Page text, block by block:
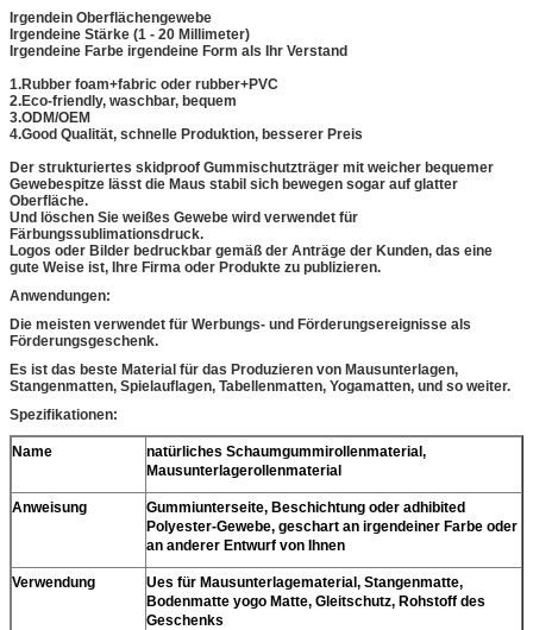
Irgendein Oberflächengewebe
Irgendeine Stärke (1 - 20 Millimeter)
Irgendeine Farbe irgendeine Form als Ihr Verstand
1.Rubber foam+fabric oder rubber+PVC
2.Eco-friendly, waschbar, bequem
3.ODM/OEM
4.Good Qualität, schnelle Produktion, besserer Preis
Der strukturiertes skidproof Gummischutzträger mit weicher bequemer
Gewebespitze lässt die Maus stabil sich bewegen sogar auf glatter
Oberfläche.
Und löschen Sie weißes Gewebe wird verwendet für
Färbungssublimationsdruck.
Logos oder Bilder bedruckbar gemäß der Anträge der Kunden, das eine
gute Weise ist, Ihre Firma oder Produkte zu publizieren.
Anwendungen:
Die meisten verwendet für Werbungs- und Förderungsereignisse als
Förderungsgeschenk.
Es ist das beste Material für das Produzieren von Mausunterlagen,
Stangenmatten, Spielauflagen, Tabellenmatten, Yogamatten, und so weiter.
Spezifikationen:
Name
natürliches Schaumgummirollenmaterial,
Mausunterlagerollenmaterial
Anweisung
Gummiunterseite, Beschichtung oder adhibited
Polyester-Gewebe, geschart an irgendeiner Farbe oder
an anderer Entwurf von Ihnen
Verwendung
Ues für Mausunterlagematerial, Stangenmatte,
Bodenmatte yogo Matte, Gleitschutz, Rohstoff des
Geschenks